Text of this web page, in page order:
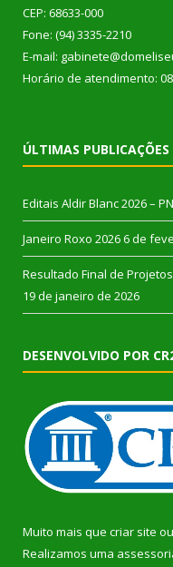
CEP: 68633-000
Fone: (94) 3335-2210
E-mail:
Horário de atendimento:
ÚLTIMAS PUBLICAÇÕES
Editais Aldir Blanc 2026 –
Janeiro Roxo 2026 6 de
Resultado Final de
19 de janeiro de 2026
DESENVOLVIDO POR
Muito mais que criar site ou
Realizamos uma